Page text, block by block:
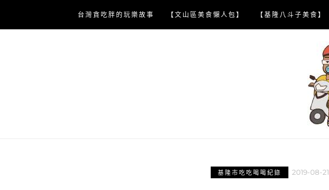
content
台灣貪吃胖的玩樂故事 【文山區美食懶人包】 【基隆八斗子美食】
基隆市吃吃喝喝紀錄 2019-08-21